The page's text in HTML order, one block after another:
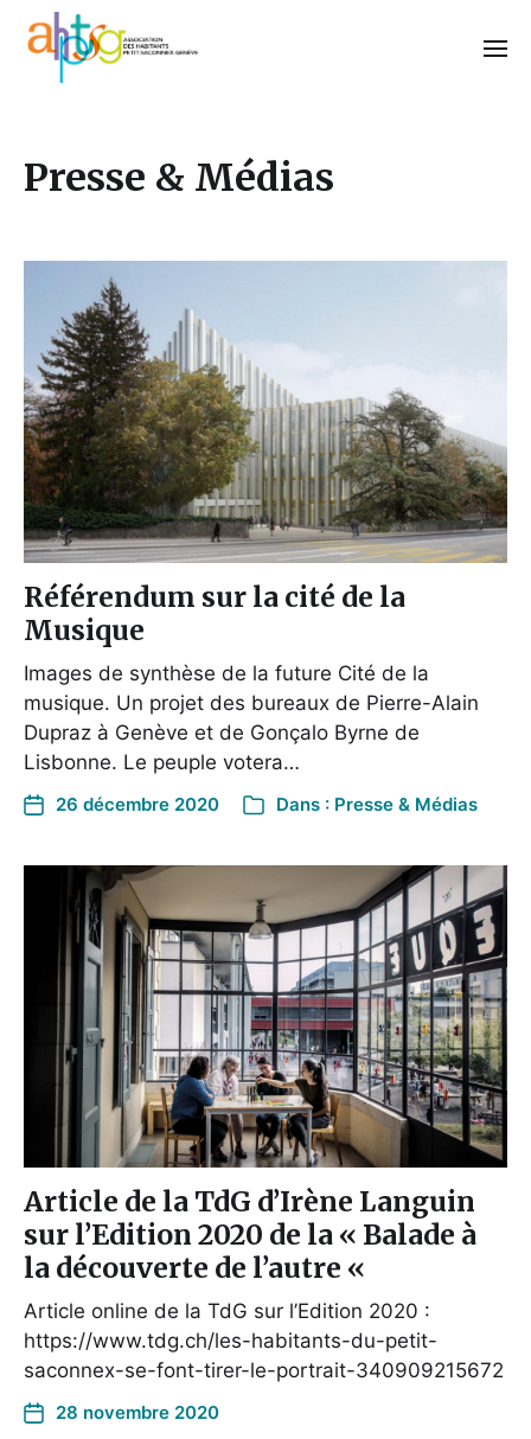
Presse & Médias
Référendum sur la cité de la
Musique
Images de synthèse de la future Cité de la
musique. Un projet des bureaux de Pierre-Alain
Dupraz à Genève et de Gonçalo Byrne de
Lisbonne. Le peuple votera…
26 décembre 2020 Dans : Presse & Médias
Article de la TdG d’Irène Languin
sur l’Edition 2020 de la « Balade à
la découverte de l’autre «
Article online de la TdG sur l’Edition 2020 :
https://www.tdg.ch/les-habitants-du-petit-
saconnex-se-font-tirer-le-portrait-340909215672
28 novembre 2020